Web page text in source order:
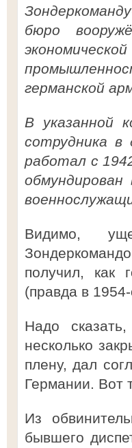
бюро
германской
В указанной
сотрудника в
работал с
Видимо,
получил, как
(правда в
Надо
несколько
плену, дал
Германии. Вот
Из
бывшего